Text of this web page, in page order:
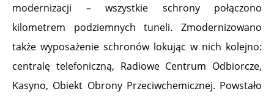
modernizacji – wszystkie schrony połączono
kilometrem podziemnych tuneli. Zmodernizowano
także wyposażenie schronów lokując w nich kolejno:
centralę telefoniczną, Radiowe Centrum Odbiorcze,
Kasyno, Obiekt Obrony Przeciwchemicznej. Powstało